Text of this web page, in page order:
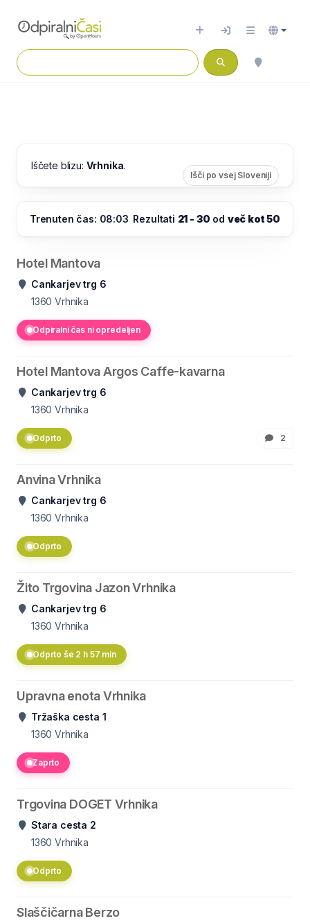
Iščete blizu: Vrhnika.
Išči po vsej Sloveniji
Trenuten čas: 08:03 Rezultati 21 - 30 od več kot 50
Hotel Mantova
Cankarjev trg 6
1360 Vrhnika
Odpiralni čas ni opredeljen
Hotel Mantova Argos Caffe-kavarna
Cankarjev trg 6
1360 Vrhnika
Odprto 2
Anvina Vrhnika
Cankarjev trg 6
1360 Vrhnika
Odprto
Žito Trgovina Jazon Vrhnika
Cankarjev trg 6
1360 Vrhnika
Odprto še 2 h 57 min
Upravna enota Vrhnika
Tržaška cesta 1
1360 Vrhnika
Zaprto
Trgovina DOGET Vrhnika
Stara cesta 2
1360 Vrhnika
Odprto
Slaščičarna Berzo